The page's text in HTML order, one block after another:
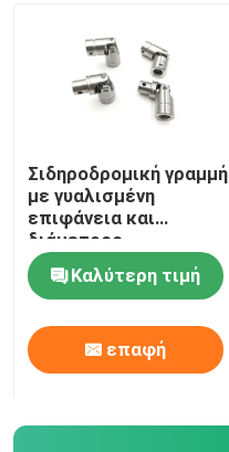
Σιδηροδρομική γραμμή
με γυαλισμένη
επιφάνεια και
διάμετρος
εσωτερικής τρύπας
16 mm για
εκτυπωτική μηχανή
SM102
Καλύτερη τιμή
επαφή